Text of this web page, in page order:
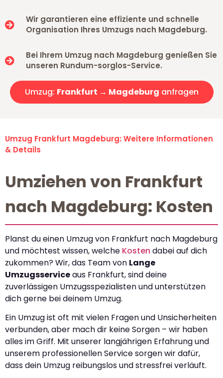
Wir garantieren eine effiziente und schnelle
Organisation Ihres Umzugs nach Magdeburg.
Bei Ihrem Umzug nach Magdeburg genießen Sie
unseren Rundum-sorglos-Service.
Umzug: Frankfurt → Magdeburg anfragen
Umzug Frankfurt Magdeburg: Weitere Informationen
& Details
Umziehen von Frankfurt
nach Magdeburg: Kosten
Planst du einen Umzug von Frankfurt nach Magdeburg
und möchtest wissen, welche Kosten dabei auf dich
zukommen? Wir, das Team von Lange
Umzugsserviceaus Frankfurt, sind deine
zuverlässigen Umzugsspezialisten und unterstützen
dich gerne bei deinem Umzug.
Ein Umzug ist oft mit vielen Fragen und Unsicherheiten
verbunden, aber mach dir keine Sorgen – wir haben
alles im Griff. Mit unserer langjährigen Erfahrung und
unserem professionellen Service sorgen wir dafür,
dass dein Umzug reibungslos und stressfrei verläuft.